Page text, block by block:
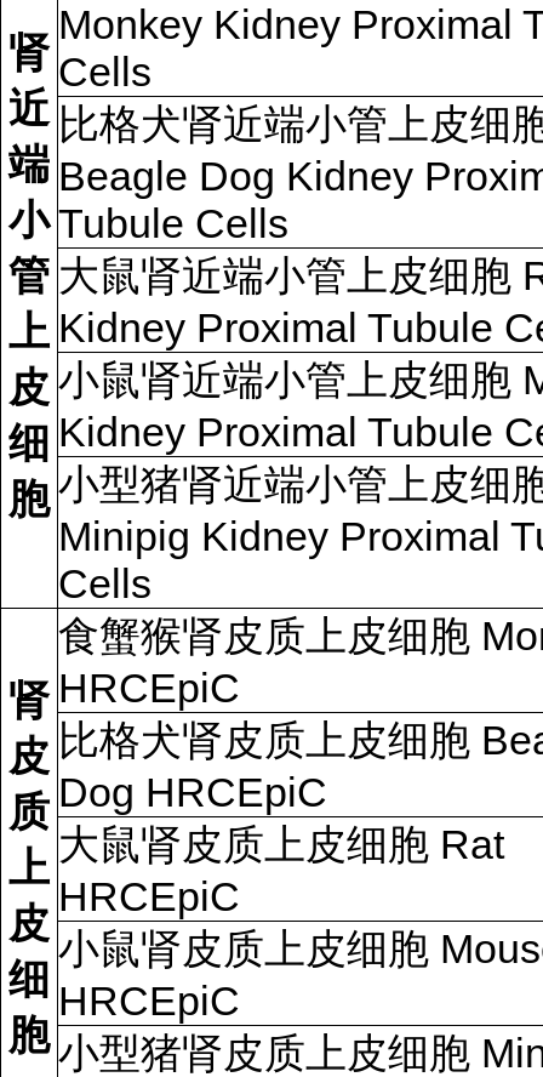
肾
近
端
小
管
上
皮
细
胞
Monkey Kidney Proximal
Cells
比格犬肾近端小管上皮细
Beagle Dog Kidney
Tubule Cells
大鼠肾近端小管上皮细胞
Kidney Proximal Tubule
小鼠肾近端小管上皮细胞
Kidney Proximal Tubule
小型猪肾近端小管上皮细
Minipig Kidney Proximal
Cells
肾
皮
质
上
皮
细
胞
食蟹猴肾皮质上皮细胞
HRCEpiC
比格犬肾皮质上皮细胞
Dog HRCEpiC
大鼠肾皮质上皮细胞 Rat
HRCEpiC
小鼠肾皮质上皮细胞
HRCEpiC
小型猪肾皮质上皮细胞